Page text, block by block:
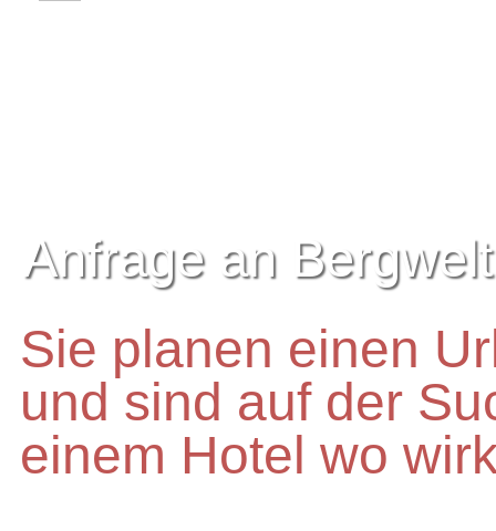
Anfrage an
Sie planen einen
und sind auf der
einem Hotel wo